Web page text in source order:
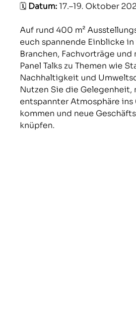
🗓️ Datum: 17.–19. Oktober
Auf rund 400 m²
euch spannende Einblicke
Branchen, Fachvorträge
Panel Talks zu Themen wie
Nachhaltigkeit und
Nutzen Sie die Gelegenheit,
entspannter Atmosphäre ins
kommen und neue
knüpfen.